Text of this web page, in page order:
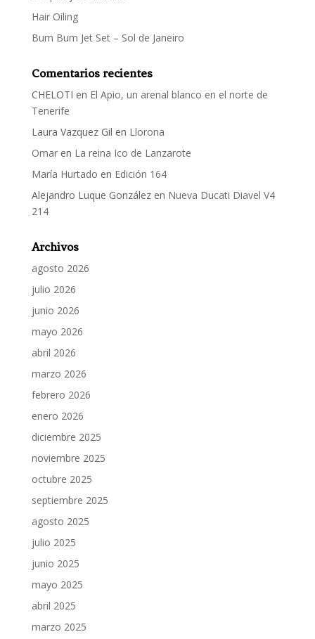
Hair Oiling
Bum Bum Jet Set – Sol de Janeiro
Comentarios recientes
CHELOTI en El Apio, un arenal blanco en el norte de
Tenerife
Laura Vazquez Gil en Llorona
Omaren La reina Ico de Lanzarote
María Hurtado en Edición 164
Alejandro Luque Gonzálezen Nueva Ducati Diavel V4
214
Archivos
agosto 2026
julio 2026
junio 2026
mayo 2026
abril 2026
marzo 2026
febrero 2026
enero 2026
diciembre 2025
noviembre 2025
octubre 2025
septiembre 2025
agosto 2025
julio 2025
junio 2025
mayo 2025
abril 2025
marzo 2025